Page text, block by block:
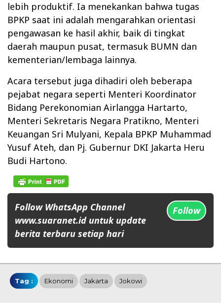
lebih produktif. Ia menekankan bahwa tugas
BPKP saat ini adalah mengarahkan orientasi
pengawasan ke hasil akhir, baik di tingkat
daerah maupun pusat, termasuk BUMN dan
kementerian/lembaga lainnya.
Acara tersebut juga dihadiri oleh beberapa
pejabat negara seperti Menteri Koordinator
Bidang Perekonomian Airlangga Hartarto,
Menteri Sekretaris Negara Pratikno, Menteri
Keuangan Sri Mulyani, Kepala BPKP Muhammad
Yusuf Ateh, dan Pj. Gubernur DKI Jakarta Heru
Budi Hartono.
Follow WhatsApp Channel
www.suaranet.id untuk update
berita terbaru setiap hari
Follow
Tag : Ekonomi Jakarta Jokowi